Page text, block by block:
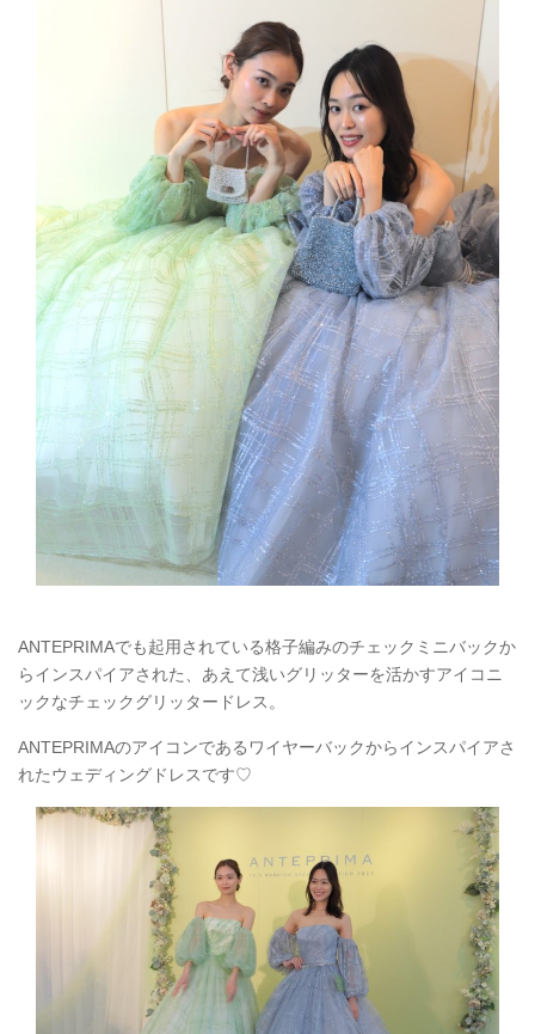
ANTEPRIMAでも起用されている格子編みのチェックミニバックか
らインスパイアされた、あえて浅いグリッターを活かすアイコニ
ックなチェックグリッタードレス。
ANTEPRIMAのアイコンであるワイヤーバックからインスパイアさ
れたウェディングドレスです♡